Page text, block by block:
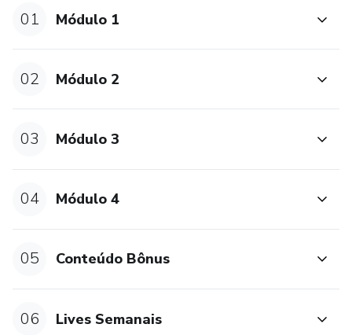
01 Módulo 1
02 Módulo 2
03 Módulo 3
04 Módulo 4
05 Conteúdo Bônus
06 Lives Semanais